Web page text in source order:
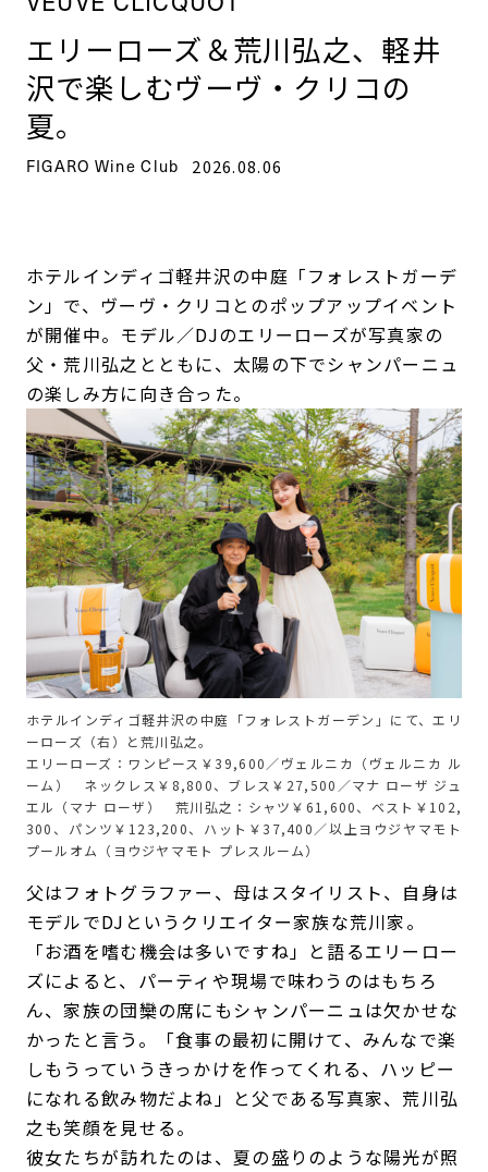
エリーローズ＆荒川弘之、軽井
沢で楽しむヴーヴ・クリコの
夏。
FIGARO Wine Club 2026.08.06
ホテルインディゴ軽井沢の中庭「フォレストガーデ
ン」で、ヴーヴ・クリコとのポップアップイベント
が開催中。モデル／DJのエリーローズが写真家の
父・荒川弘之とともに、太陽の下でシャンパーニュ
の楽しみ方に向き合った。
ホテルインディゴ軽井沢の中庭「フォレストガーデン」にて、エリ
ーローズ（右）と荒川弘之。
エリーローズ：ワンピース￥39,600／ヴェルニカ（ヴェルニカ ル
ーム） ネックレス￥8,800、ブレス￥27,500／マナ ローザ ジュ
エル（マナ ローザ） 荒川弘之：シャツ￥61,600、ベスト￥102,
300、パンツ￥123,200、ハット￥37,400／以上ヨウジヤマモト
プールオム（ヨウジヤマモト プレスルーム）
父はフォトグラファー、母はスタイリスト、自身は
モデルでDJというクリエイター家族な荒川家。
「お酒を嗜む機会は多いですね」と語るエリーロー
ズによると、パーティや現場で味わうのはもちろ
ん、家族の団欒の席にもシャンパーニュは欠かせな
かったと言う。「食事の最初に開けて、みんなで楽
しもうっていうきっかけを作ってくれる、ハッピー
になれる飲み物だよね」と父である写真家、荒川弘
之も笑顔を見せる。
彼女たちが訪れたのは、夏の盛りのような陽光が照